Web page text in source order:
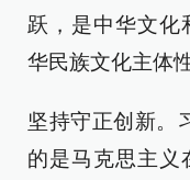
跃，是中华文化
华民族文化主体
坚持守正创新。
的是马克思主义